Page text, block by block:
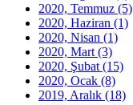
2020, Temmuz (5)
2020, Haziran (1)
2020, Nisan (1)
2020, Mart (3)
2020, Şubat (15)
2020, Ocak (8)
2019, Aralık (18)